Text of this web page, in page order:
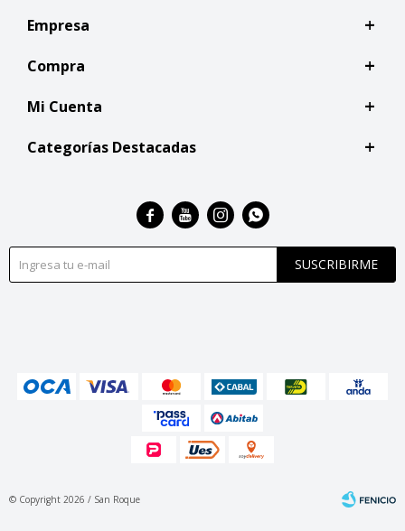
Empresa
Compra
Mi Cuenta
Categorías Destacadas
SUSCRIBIRME
   
© Copyright 2026 / San Roque